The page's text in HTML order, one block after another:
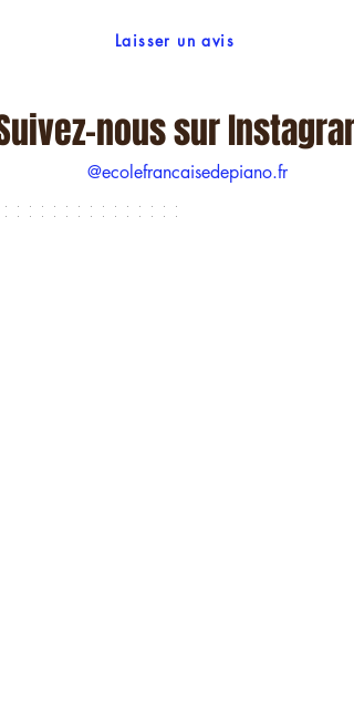
Laisser un avis
nous sur Instagram
@ecolefrancaisedepiano.fr